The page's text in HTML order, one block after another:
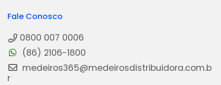
Fale Conosco
0800 007 0006
(86) 2106-1800
medeiros365@medeirosdistribuidora.com.b
r